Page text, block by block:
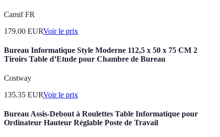
Camif FR
179.00 EURVoir le prix
Bureau Informatique Style Moderne 112,5 x 50 x 75 CM 2
Tiroirs Table d’Etude pour Chambre de Bureau
Costway
135.35 EURVoir le prix
Bureau Assis-Debout à Roulettes Table Informatique pour
Ordinateur Hauteur Réglable Poste de Travail